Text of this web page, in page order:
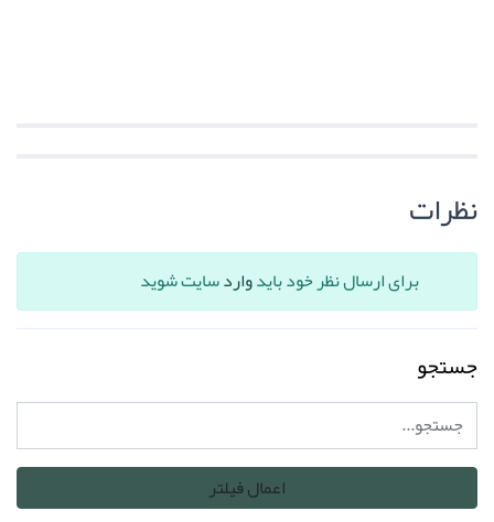
نظرات
برای ارسال نظر خود بایدواردسایت شوید
جستجو